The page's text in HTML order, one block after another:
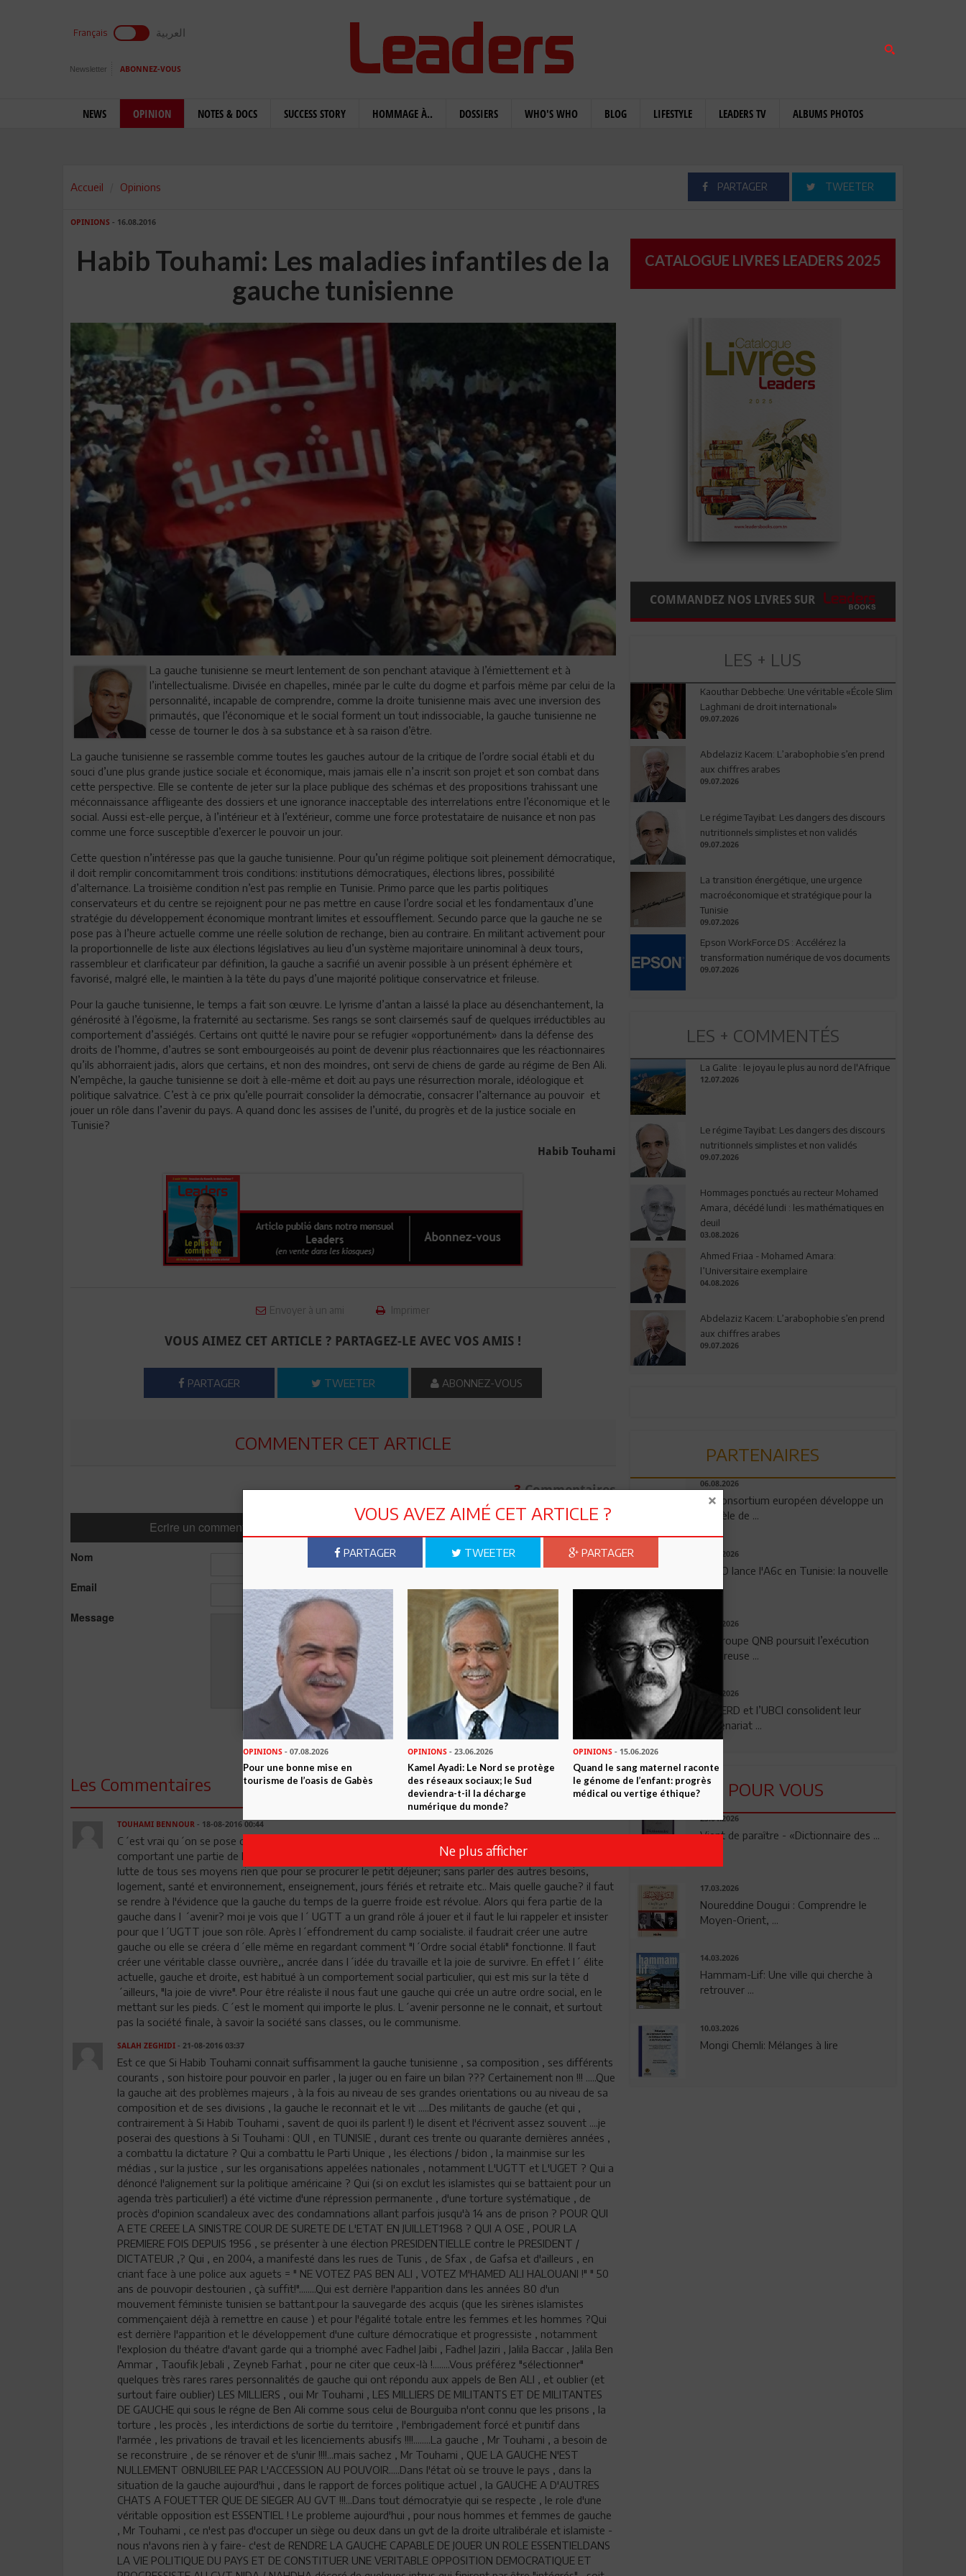
Français العربية
Newsletter ABONNEZ-VOUS
NEWS OPINION NOTES & DOCS SUCCESS STORY HOMMAGE À.. DOSSIERS WHO'S WHO BLOG LIFESTYLE LEADERS TV ALBUMS PHOTOS
Accueil Opinions PARTAGER TWEETER
OPINIONS - 16.08.2016
Habib Touhami: Les maladies infantiles de la
gauche tunisienne
La gauche tunisienne se meurt lentement de son penchant atavique à l’émiettement et à
l’intellectualisme. Divisée en chapelles, minée par le culte du dogme et parfois même par celui de la
personnalité, incapable de comprendre, comme la droite tunisienne mais avec une inversion des
primautés, que l’économique et le social forment un tout indissociable, la gauche tunisienne ne
cesse de tourner le dos à sa substance et à sa raison d’être.
La gauche tunisienne se rassemble comme toutes les gauches autour de la critique de l’ordre social établi et du
souci d’une plus grande justice sociale et économique, mais jamais elle n’a inscrit son projet et son combat dans
cette perspective. Elle se contente de jeter sur la place publique des schémas et des propositions trahissant une
méconnaissance affligeante des dossiers et une ignorance inacceptable des interrelations entre l’économique et le
social. Aussi est-elle perçue, à l’intérieur et à l’extérieur, comme une force protestataire de nuisance et non pas
comme une force susceptible d’exercer le pouvoir un jour.
Cette question n’intéresse pas que la gauche tunisienne. Pour qu’un régime politique soit pleinement démocratique,
il doit remplir concomitamment trois conditions: institutions démocratiques, élections libres, possibilité
d’alternance. La troisième condition n’est pas remplie en Tunisie. Primo parce que les partis politiques
conservateurs et du centre se rejoignent pour ne pas mettre en cause l’ordre social et les fondamentaux d’une
stratégie du développement économique montrant limites et essoufflement. Secundo parce que la gauche ne se
pose pas à l’heure actuelle comme une réelle solution de rechange, bien au contraire. En militant activement pour
la proportionnelle de liste aux élections législatives au lieu d’un système majoritaire uninominal à deux tours,
rassembleur et clarificateur par définition, la gauche a sacrifié un avenir possible à un présent éphémère et
favorisé, malgré elle, le maintien à la tête du pays d’une majorité politique conservatrice et frileuse.
Pour la gauche tunisienne, le temps a fait son œuvre. Le lyrisme d’antan a laissé la place au désenchantement, la
générosité à l’égoïsme, la fraternité au sectarisme. Ses rangs se sont clairsemés sauf de quelques irréductibles au
comportement d’assiégés. Certains ont quitté le navire pour se refugier «opportunément» dans la défense des
droits de l’homme, d’autres se sont embourgeoisés au point de devenir plus réactionnaires que les réactionnaires
qu’ils abhorraient jadis, alors que certains, et non des moindres, ont servi de chiens de garde au régime de Ben Ali.
N’empêche, la gauche tunisienne se doit à elle-même et doit au pays une résurrection morale, idéologique et
politique salvatrice. C’est à ce prix qu’elle pourrait consolider la démocratie, consacrer l’alternance au pouvoir et
jouer un rôle dans l’avenir du pays. A quand donc les assises de l’unité, du progrès et de la justice sociale en
Tunisie?
Habib Touhami
Envoyer à un ami Imprimer
VOUS AIMEZ CET ARTICLE ? PARTAGEZ-LE AVEC VOS AMIS !
PARTAGER TWEETER ABONNEZ-VOUS
COMMENTER CET ARTICLE
3Commentaires
Ecrire un commentaire
Nom
Email
Message
Les Commentaires
TOUHAMI BENNOUR- 18-08-2016 00:44
C´est vrai qu´on se pose ce problème de la gauche, on ne peut se passer d´une société contradictoire
comportant une partie de la population qui mange trois repas par jour au moins et une autre partie qui
lutte de tous ses moyens rien que pour se procurer le petit déjeuner; sans parler des autres besoins,
logement, santé et environnement, enseignement, jours fériés et retraite etc.. Mais quelle gauche? il faut
se rendre à l'évidence que la gauche du temps de la guerre froide est révolue. Alors qui fera partie de la
gauche dans l ´avenir? moi je vois que l´ UGTT a un grand rôle á jouer et il faut le lui rappeler et insister
pour que l´UGTT joue son rôle. Après l´effondrement du camp socialiste. il faudrait créer une autre
gauche ou elle se créera d´elle même en regardant comment "l´Ordre social établi" fonctionne. Il faut
créer une véritable classe ouvrière,, ancrée dans l´idée du travaille et la joie de survivre. En effet l´ élite
actuelle, gauche et droite, est habitué à un comportement social particulier, qui est mis sur la tête d
´ailleurs, "la joie de vivre". Pour être réaliste il nous faut une gauche qui crée un autre ordre social, en le
mettant sur les pieds. C´est le moment qui importe le plus. L´avenir personne ne le connait, et surtout
pas la société finale, à savoir la société sans classes, ou le communisme.
SALAH ZEGHIDI- 21-08-2016 03:37
Est ce que Si Habib Touhami connait suffisamment la gauche tunisienne , sa composition , ses différents
courants , son histoire pour pouvoir en parler , la juger ou en faire un bilan ??? Certainement non !!! .....Que
la gauche ait des problèmes majeurs , à la fois au niveau de ses grandes orientations ou au niveau de sa
composition et de ses divisions , la gauche le reconnait et le vit .....Des militants de gauche (et qui ,
contrairement à Si Habib Touhami , savent de quoi ils parlent !) le disent et l'écrivent assez souvent ....je
poserai des questions à Si Touhami : QUI , en TUNISIE , durant ces trente ou quarante dernières années ,
a combattu la dictature ? Qui a combattu le Parti Unique , les élections / bidon , la mainmise sur les
médias , sur la justice , sur les organisations appelées nationales , notamment L'UGTT et L'UGET ? Qui a
dénoncé l'alignement sur la politique américaine ? Qui (si on exclut les islamistes qui se battaient pour un
agenda très particulier!) a été victime d'une répression permanente , d'une torture systématique , de
procès d'opinion scandaleux avec des condamnations allant parfois jusqu'à 14 ans de prison ? POUR QUI
A ETE CREEE LA SINISTRE COUR DE SURETE DE L'ETAT EN JUILLET1968 ? QUI A OSE , POUR LA
PREMIERE FOIS DEPUIS 1956 , se présenter à une élection PRESIDENTIELLE contre le PRESIDENT /
DICTATEUR ,? Qui , en 2004, a manifesté dans les rues de Tunis , de Sfax , de Gafsa et d'ailleurs , en
criant face à une police aux aguets = " NE VOTEZ PAS BEN ALI , VOTEZ M'HAMED ALI HALOUANI !" " 50
ans de pouvopir destourien , çà suffit!"........Qui est derrière l'apparition dans les années 80 d'un
mouvement féministe tunisien se battant.pour la sauvegarde des acquis (que les sirènes islamistes
commençaient déjà à remettre en cause ) et pour l'égalité totale entre les femmes et les hommes ?Qui
est derrière l'apparition et le développement d'une culture démocratique et progressiste , notamment
l'explosion du théatre d'avant garde qui a triomphé avec Fadhel Jaibi , Fadhel Jaziri , Jalila Baccar , Jalila Ben
Ammar , Taoufik Jebali , Zeyneb Farhat , pour ne citer que ceux-là !........Vous préférez "sélectionner"
quelques très rares rares personnalités de gauche qui ont répondu aux appels de Ben ALI , et oublier (et
surtout faire oublier) LES MILLIERS , oui Mr Touhami , LES MILLIERS DE MILITANTS ET DE MILITANTES
DE GAUCHE qui sous le régne de Ben Ali comme sous celui de Bourguiba n'ont connu que les prisons , la
torture , les procès , les interdictions de sortie du territoire , l'embrigadement forcé et punitif dans
l'armée , les privations de travail et les licenciements abusifs !!!!........La gauche , Mr Touhami , a besoin de
se reconstruire , de se rénover et de s'unir !!!!...mais sachez , Mr Touhami , QUE LA GAUCHE N'EST
NULLEMENT OBNUBILEE PAR L'ACCESSION AU POUVOIR.....Dans l'état où se trouve le pays , dans la
situation de la gauche aujourd'hui , dans le rapport de forces politique actuel , la GAUCHE A D'AUTRES
CHATS A FOUETTER QUE DE SIEGER AU GVT !!!...Dans tout démocratyie qui se respecte , le role d'une
véritable opposition est ESSENTIEL ! Le probleme aujourd'hui , pour nous hommes et femmes de gauche
, Mr Touhami , ce n'est pas d'occuper un siège ou deux dans un gvt de la droite ultralibérale et islamiste -
nous n'avons rien à y faire- c'est de RENDRE LA GAUCHE CAPABLE DE JOUER UN ROLE ESSENTIELDANS
LA VIE POLITIQUE DU PAYS ET DE CONSTITUER UNE VERITABLE OPPOSITION DEMOCRATIQUE ET
CATALOGUE LIVRES LEADERS 2025
COMMANDEZ NOS LIVRES SUR
LES + LUS
Kaouthar Debbeche: Une véritable «École Slim
Laghmani de droit international»
09.07.2026
Abdelaziz Kacem: L’arabophobie s’en prend
aux chiffres arabes
09.07.2026
Le régime Tayibat: Les dangers des discours
nutritionnels simplistes et non validés
09.07.2026
La transition énergétique, une urgence
macroéconomique et stratégique pour la
Tunisie
09.07.2026
Epson WorkForce DS : Accélérez la
transformation numérique de vos documents
09.07.2026
LES + COMMENTÉS
La Galite : le joyau le plus au nord de l'Afrique
12.07.2026
Le régime Tayibat: Les dangers des discours
nutritionnels simplistes et non validés
09.07.2026
Hommages ponctués au recteur Mohamed
Amara, décédé lundi : les mathématiques en
deuil
03.08.2026
Ahmed Friaa - Mohamed Amara:
l’Universitaire exemplaire
04.08.2026
Abdelaziz Kacem: L’arabophobie s’en prend
aux chiffres arabes
09.07.2026
PARTENAIRES
06.08.2026
Un consortium européen développe un
modèle de ...
04.08.2026
OPPO lance l'A6c en Tunisie: la nouvelle
29.07.2026
Le Groupe QNB poursuit l’exécution
rigoureuse ...
24.07.2026
La BERD et l’UBCI consolident leur
partenariat ...
LU POUR VOUS
23.04.2026
Vient de paraître - «Dictionnaire des ...
17.03.2026
Noureddine Dougui : Comprendre le
Moyen-Orient, ...
14.03.2026
Hammam-Lif: Une ville qui cherche à
retrouver ...
10.03.2026
Mongi Chemli: Mélanges à lire
VOUS AVEZ AIMÉ CET ARTICLE ?
PARTAGER TWEETER PARTAGER
OPINIONS - 07.08.2026
Pour une bonne mise en
tourisme de l’oasis de Gabès
OPINIONS - 23.06.2026
Kamel Ayadi: Le Nord se protège
des réseaux sociaux; le Sud
deviendra-t-il la décharge
numérique du monde?
OPINIONS- 15.06.2026
Quand le sang maternel raconte
le génome de l’enfant: progrès
médical ou vertige éthique?
Ne plus afficher